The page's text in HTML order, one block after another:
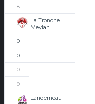
8
La Tronche
Meylan
0
0
0
9
Landerneau